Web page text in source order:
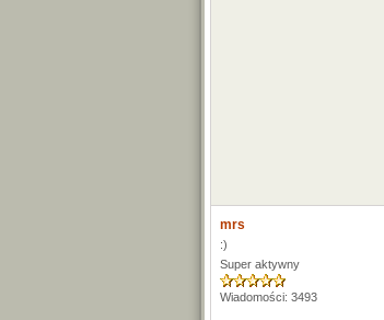
mrs
:)
Super aktywny
Wiadomości: 3493